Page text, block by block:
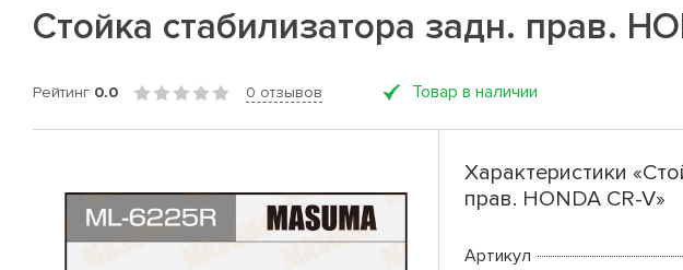
Стойка стабилизатора задн. прав.
Рейтинг 0.0 0 отзывов Товар в наличии
Характеристики
прав. HONDA CR-V»
Артикул